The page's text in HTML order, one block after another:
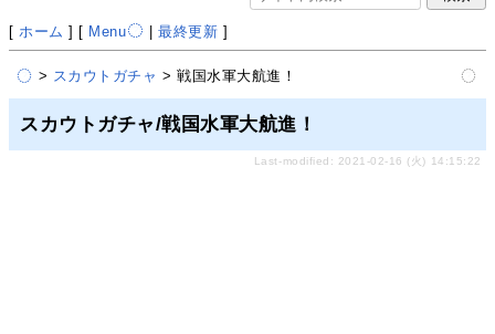
[ ホーム ] [ Menu |最終更新 ]
> スカウトガチャ > 戦国水軍大航進！
スカウトガチャ/戦国水軍大航進！
Last-modified: 2021-02-16 (火) 14:15:22